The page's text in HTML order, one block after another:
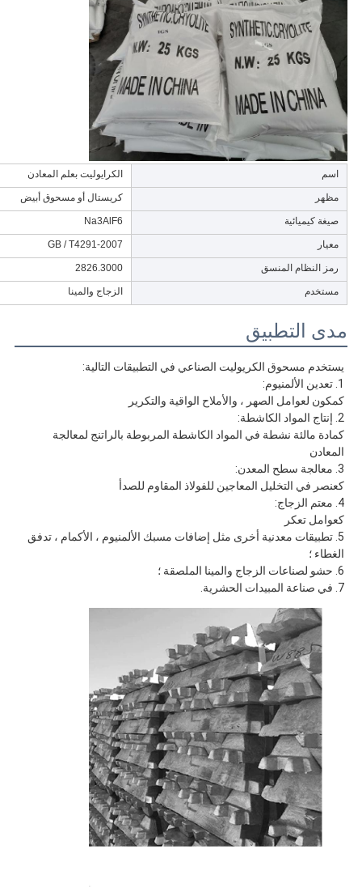
اسم الكرايوليت بعلم المعادن
مظهر كريستال أو مسحوق أبيض
صيغة كيميائية Na3AlF6
معيار GB / T4291-2007
رمز النظام المنسق 2826.3000
مستخدم الزجاج والمينا
مدى التطبيق
يستخدم مسحوق الكريوليت الصناعي في التطبيقات التالية:
1. تعدين الألمنيوم:
كمكون لعوامل الصهر ، والأملاح الواقية والتكرير
2. إنتاج المواد الكاشطة:
المعادن
3. معالجة سطح المعدن:
كعنصر في التخليل المعاجين للفولاذ المقاوم للصدأ
4. معتم الزجاج:
كعوامل تعكر
5. تطبيقات معدنية أخرى مثل إضافات مسبك الألمنيوم ، الأكمام ، تدفق
الغطاء ؛
6. حشو لصناعات الزجاج والمينا الملصقة ؛
7. في صناعة المبيدات الحشرية.